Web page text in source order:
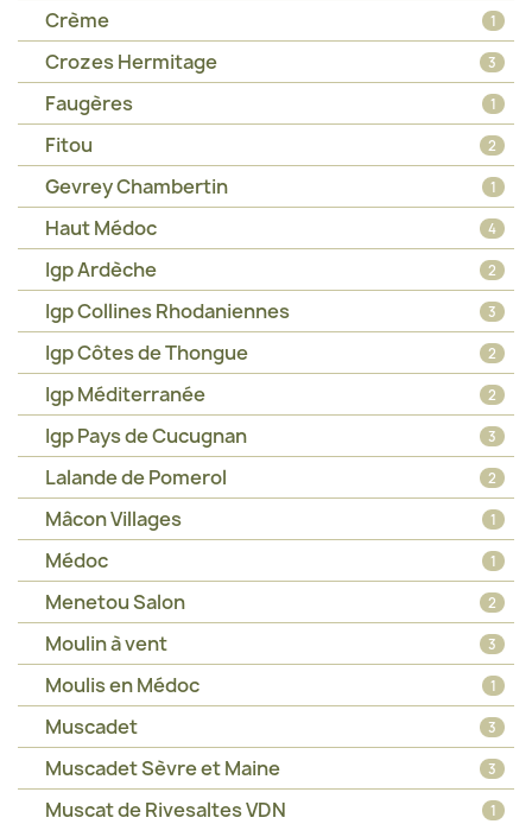
Crème 1
Crozes Hermitage 3
Faugères 1
Fitou 2
Gevrey Chambertin 1
Haut Médoc 4
Igp Ardèche 2
Igp Collines Rhodaniennes 3
Igp Côtes de Thongue 2
Igp Méditerranée 2
Igp Pays de Cucugnan 3
Lalande de Pomerol 2
Mâcon Villages 1
Médoc 1
Menetou Salon 2
Moulin à vent 3
Moulis en Médoc 1
Muscadet 3
Muscadet Sèvre et Maine 3
Muscat de Rivesaltes VDN 1